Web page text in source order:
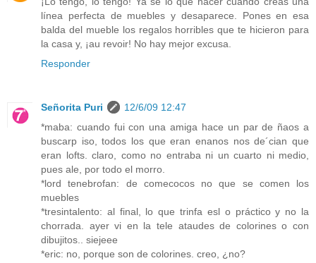
línea perfecta de muebles y desaparece. Pones en esa
balda del mueble los regalos horribles que te hicieron para
la casa y, ¡au revoir! No hay mejor excusa.
Responder
Señorita Puri
12/6/09 12:47
*maba: cuando fui con una amiga hace un par de ñaos a
buscarp iso, todos los que eran enanos nos de´cian que
eran lofts. claro, como no entraba ni un cuarto ni medio,
pues ale, por todo el morro.
*lord tenebrofan: de comecocos no que se comen los
muebles
*tresintalento: al final, lo que trinfa esl o práctico y no la
chorrada. ayer vi en la tele ataudes de colorines o con
dibujitos.. siejeee
*eric: no, porque son de colorines. creo, ¿no?